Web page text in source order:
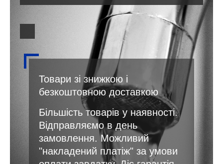
Товари зі знижкою і
безкоштовною доставкою
Більшість товарів у наявності.
Відправляємо в день
замовлення. Можливий
"накладений платіж" за умови